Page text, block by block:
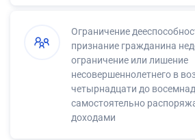
Ограничение
признание гражданина
ограничение или лишение
несовершеннолетнего в
четырнадцати до
самостоятельно
доходами